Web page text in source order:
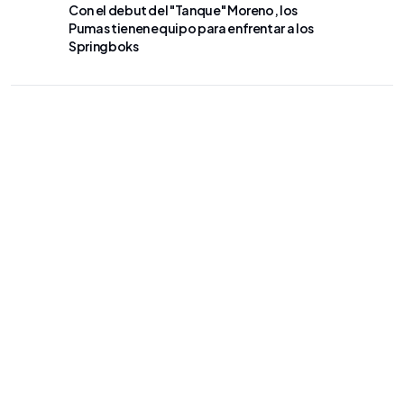
Con el debut del "Tanque" Moreno, los
Pumas tienen equipo para enfrentar a los
Springboks